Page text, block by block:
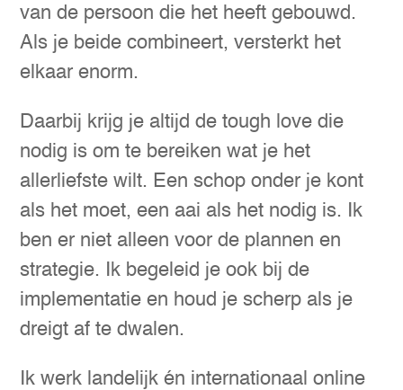
van de persoon die het heeft gebouwd.
Als je beide combineert, versterkt het
elkaar enorm.
Daarbij krijg je altijd de tough love die
nodig is om te bereiken wat je het
allerliefste wilt. Een schop onder je kont
als het moet, een aai als het nodig is. Ik
ben er niet alleen voor de plannen en
strategie. Ik begeleid je ook bij de
implementatie en houd je scherp als je
dreigt af te dwalen.
Ik werk landelijk én internationaal online